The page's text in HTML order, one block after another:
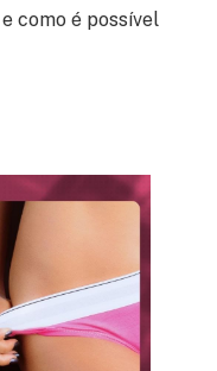
como é possível